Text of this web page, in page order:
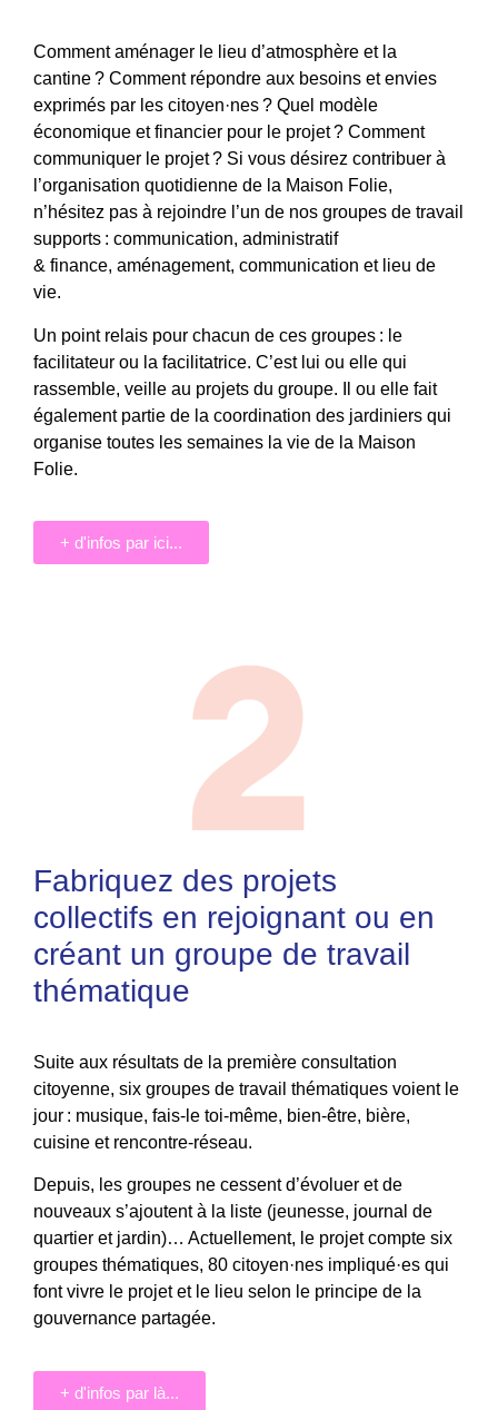
Comment aménager le lieu d’atmosphère et la
cantine ? Comment répondre aux besoins et envies
exprimés par les citoyen·nes ? Quel modèle
économique et financier pour le projet ? Comment
communiquer le projet ? Si vous désirez contribuer à
l’organisation quotidienne de la Maison Folie,
n’hésitez pas à rejoindre l’un de nos groupes de travail
supports : communication, administratif
& finance, aménagement, communication et lieu de
vie.
Un point relais pour chacun de ces groupes : le
facilitateur ou la facilitatrice. C’est lui ou elle qui
rassemble, veille au projets du groupe. Il ou elle fait
également partie de la coordination des jardiniers qui
organise toutes les semaines la vie de la Maison
Folie.
+ d'infos par ici...
Fabriquez des projets
collectifs en rejoignant ou en
créant un groupe de travail
thématique
Suite aux résultats de la première consultation
citoyenne, six groupes de travail thématiques voient le
jour : musique, fais-le toi-même, bien-être, bière,
cuisine et rencontre-réseau.
Depuis, les groupes ne cessent d’évoluer et de
nouveaux s’ajoutent à la liste (jeunesse, journal de
quartier et jardin)… Actuellement, le projet compte six
groupes thématiques, 80 citoyen·nes impliqué·es qui
font vivre le projet et le lieu selon le principe de la
gouvernance partagée.
+ d'infos par là...